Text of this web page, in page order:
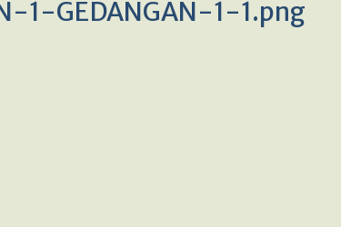
1-GEDANGAN-1-1.png